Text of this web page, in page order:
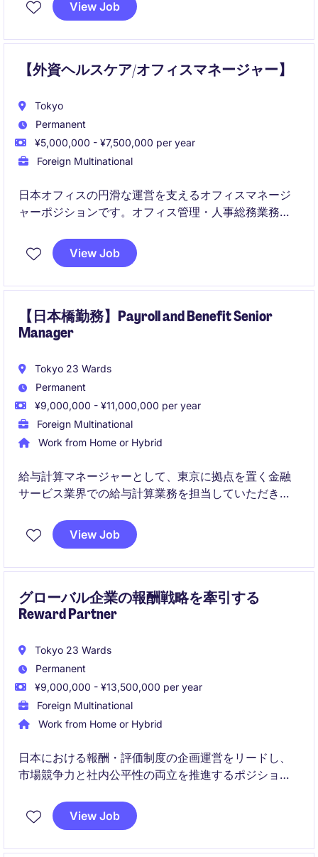
を支えるポジションです。
View Job
【外資ヘルスケア/オフィスマネージャー】
Tokyo
Permanent
¥5,000,000 - ¥7,500,000 per year
Foreign Multinational
日本オフィスの円滑な運営を支えるオフィスマネージ
ャーポジションです。オフィス管理・人事総務業務に
バルな組織運営に貢献していただきます。
View Job
【日本橋勤務】Payroll and Benefit Senior
Manager
Tokyo 23 Wards
Permanent
¥9,000,000 - ¥11,000,000 per year
Foreign Multinational
Work from Home or Hybrid
給与計算マネージャーとして、東京に拠点を置く金融
サービス業界での給与計算業務を担当していただきま
組織全体の効率化と正確性を推進する役割を担いま
す。
View Job
グローバル企業の報酬戦略を牽引する
Reward Partner
Tokyo 23 Wards
Permanent
¥9,000,000 - ¥13,500,000 per year
Foreign Multinational
Work from Home or Hybrid
日本における報酬・評価制度の企画運営をリードし、
市場競争力と社内公平性の両立を推進するポジション
略的なReward & Performance施策を展開していただき
ます。
View Job